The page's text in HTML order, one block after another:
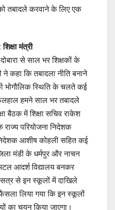
तबादले करवाने के लिए एक
मंत्री
से साल भर शिक्षकों के
ने कहा कि तबादला नीति बनाने
भोगौलिक स्थिति के चलते कई
हमने साल भर तबादले
बैठक में शिक्षा सचिव राकेश
राज्य परियोजना निदेशक
निदेशक आशीष कोहली सहित कई
मंडी के धर्मपुर और नाचन
आदर्श विद्यालय बनकर
सत्र से इन स्कूलों में दाखिले
लिया गया कि इन स्कूलों
का चयन किया जाएगा।